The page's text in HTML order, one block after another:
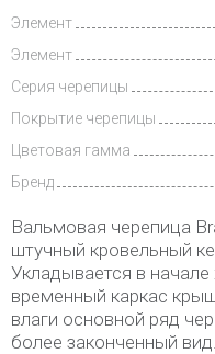
Элемент
Элемент
Серия черепицы
Покрытие черепицы
Цветовая гамма
Бренд
Вальмовая черепица
штучный кровельный
Укладывается в
временный каркас
влаги основной ряд
более законченный вид.